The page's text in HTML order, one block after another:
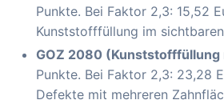
Punkte. Bei Faktor 2,3: 15,52
Kunststofffüllung im
GOZ 2080
Punkte. Bei Faktor 2,3: 23,28
Defekte mit mehreren